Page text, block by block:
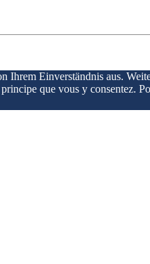
Ihrem Einverständnis aus.
que vous y consentez.